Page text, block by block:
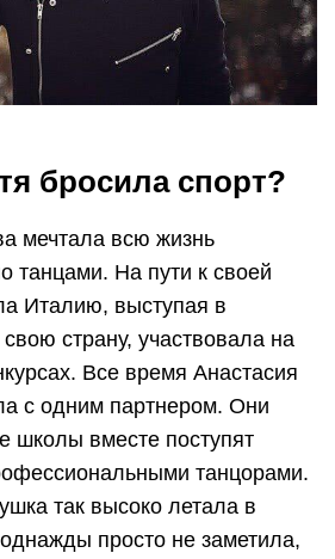
бросила спорт?
мечтала всю жизнь
танцами. На пути к своей
Италию, выступая в
страну, участвовала на
Все время Анастасия
с одним партнером. Они
школы вместе поступят
танцорами.
так высоко летала в
просто не заметила,